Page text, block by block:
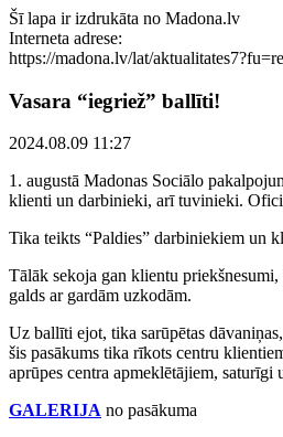
Šī lapa ir izdrukāta no Madona.lv
Interneta adrese:
https://madona.lv/lat/
Vasara “iegriež” ballīti!
2024.08.09 11:27
1. augustā Madonas Sociālo
klienti un darbinieki, arī tuvinieki.
Tika teikts “Paldies” darbiniekiem un
Tālāk sekoja gan klientu
galds ar gardām uzkodām.
Uz ballīti ejot, tika sarūpētas
šis pasākums tika rīkots centru
aprūpes centra apmeklētājiem,
GALERIJA no pasākuma